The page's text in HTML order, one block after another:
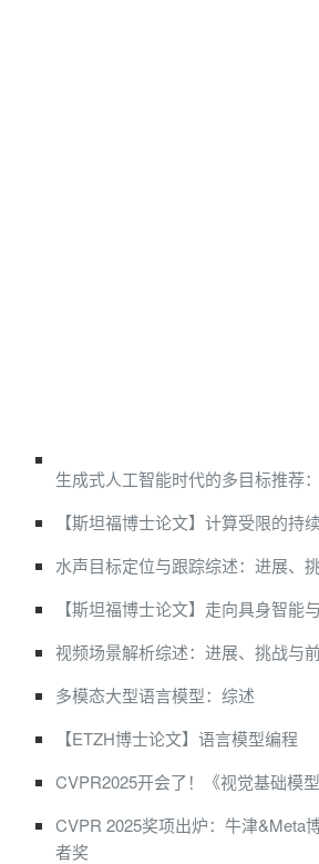
生成式人工智能时代的多目标推荐
【斯坦福博士论文】计算受限的持
水声目标定位与跟踪综述：进展、
【斯坦福博士论文】走向具身智能
视频场景解析综述：进展、挑战与
多模态大型语言模型：综述
【ETZH博士论文】语言模型编程
CVPR2025开会了！《视觉基础模
CVPR 2025奖项出炉：牛津&Meta
者奖